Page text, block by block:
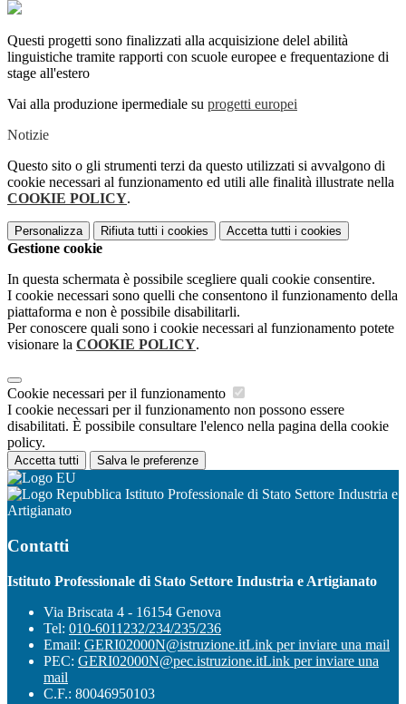
Questi progetti sono finalizzati alla acquisizione delel abilità
linguistiche tramite rapporti con scuole europee e frequentazione di
stage all'estero
Vai alla produzione ipermediale su progetti europei
Notizie
Questo sito o gli strumenti terzi da questo utilizzati si avvalgono di
cookie necessari al funzionamento ed utili alle finalità illustrate nella
COOKIE POLICY.
Personalizza Rifiuta tutti i cookies Accetta tutti i cookies
Gestione cookie
In questa schermata è possibile scegliere quali cookie consentire.
I cookie necessari sono quelli che consentono il funzionamento della
piattaforma e non è possibile disabilitarli.
Per conoscere quali sono i cookie necessari al funzionamento potete
visionare la COOKIE POLICY.
Cookie necessari per il funzionamento
I cookie necessari per il funzionamento non possono essere
disabilitati. È possibile consultare l'elenco nella pagina della cookie
policy.
Accetta tutti Salva le preferenze
Istituto Professionale di Stato Settore Industria e
Artigianato
Contatti
Istituto Professionale di Stato Settore Industria e Artigianato
Via Briscata 4 - 16154 Genova
Tel: 010-6011232/234/235/236
Email: GERI02000N@istruzione.itLink per inviare una mail
PEC: GERI02000N@pec.istruzione.itLink per inviare una
mail
C.F.: 80046950103